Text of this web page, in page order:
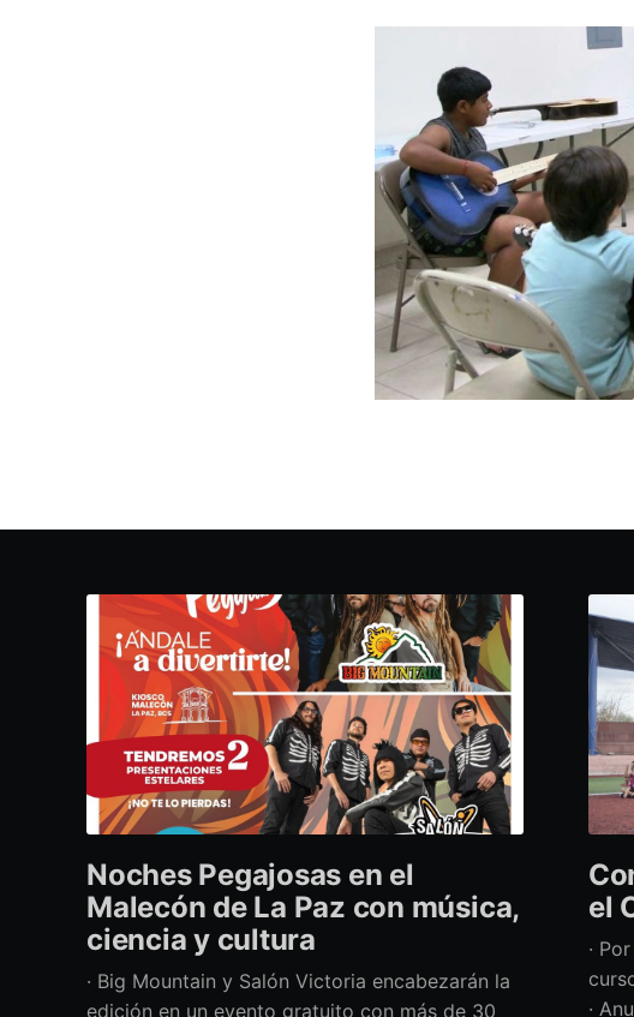
Noches Pegajosas en el
Malecón de La Paz con música,
ciencia y cultura
· Big Mountain y Salón Victoria encabezarán la
edición en un evento gratuito con más de 30
el
·
·